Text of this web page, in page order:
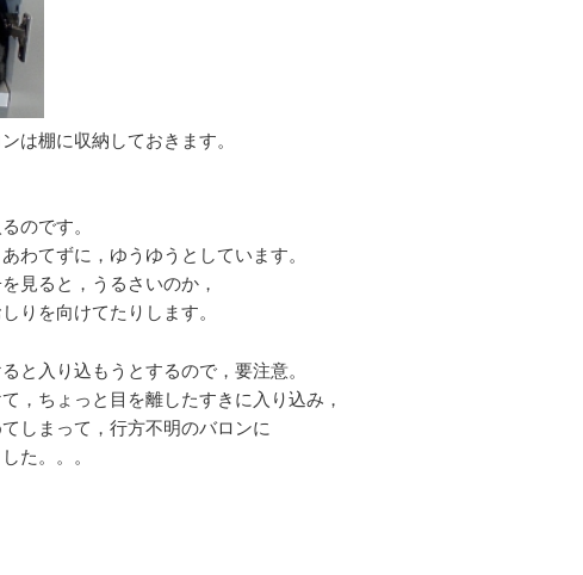
は棚に収納しておきます。
のです。
わてずに，ゆうゆうとしています。
見ると，うるさいのか，
りを向けてたりします。
と入り込もうとするので，要注意。
，ちょっと目を離したすきに入り込み，
しまって，行方不明のバロンに
た。。。